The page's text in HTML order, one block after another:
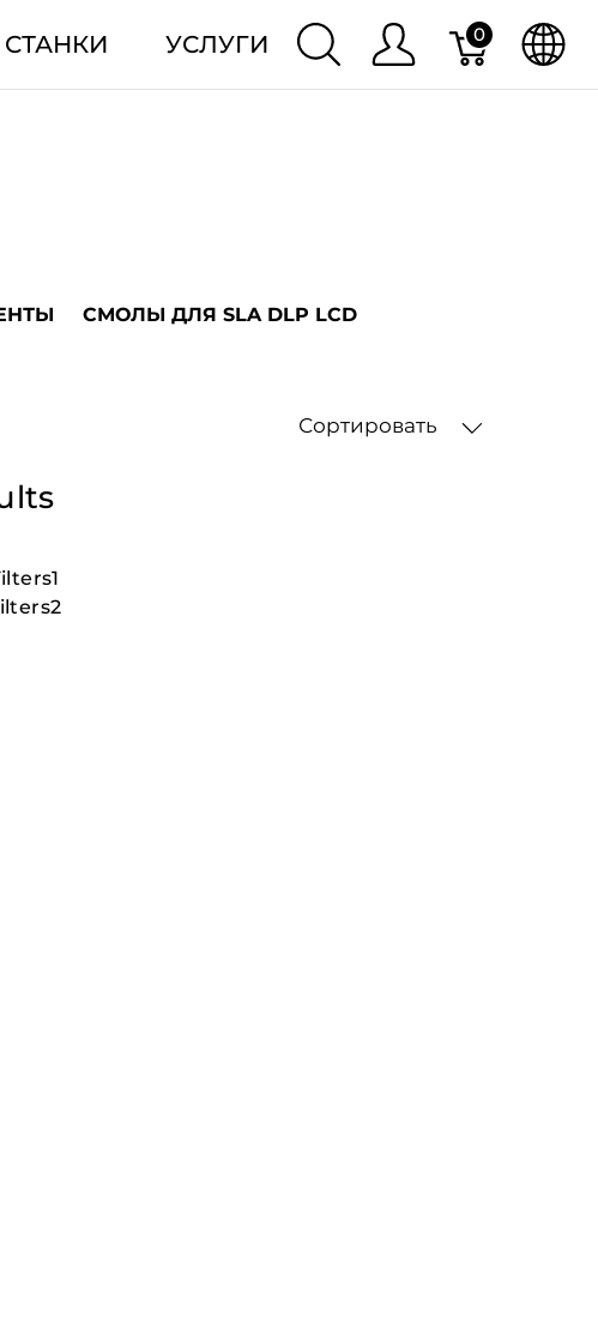
УСЛУГИ 0
СМОЛЫ ДЛЯ SLA DLP LCD
Сортировать